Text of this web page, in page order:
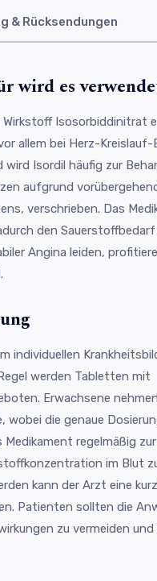
& Rücksendungen
wird es
Isosorbiddinitrat
allem bei Herz-Kreislauf-
Isordil häufig zur
aufgrund
verschrieben. Das
den
Angina leiden,
individuellen
werden Tabletten mit
Erwachsene
wobei die genaue
regelmäßig
im Blut
kann der Arzt eine
Patienten sollten die
zu vermeiden und